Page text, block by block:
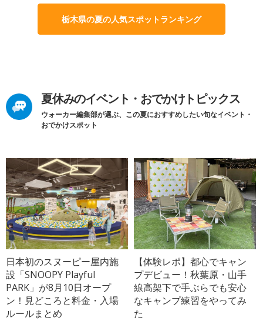
栃木県の夏の人気スポットランキング
夏休みのイベント・おでかけトピックス
ウォーカー編集部が選ぶ、この夏におすすめしたい旬なイベント・
おでかけスポット
日本初のスヌーピー屋内施
設「SNOOPY Playful
PARK」が8月10日オープ
ン！見どころと料金・入場
ルールまとめ
【体験レポ】都心でキャン
プデビュー！秋葉原・山手
線高架下で手ぶらでも安心
なキャンプ練習をやってみ
た